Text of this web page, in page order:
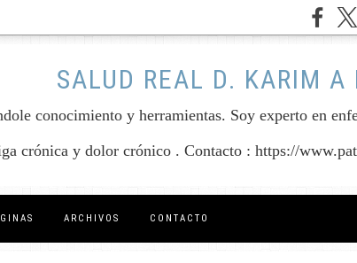
SALUD REAL D. KARIM A
conocimiento y herramientas. Soy experto en
crónica y dolor crónico . Contacto : https://
ARCHIVOS CONTACTO